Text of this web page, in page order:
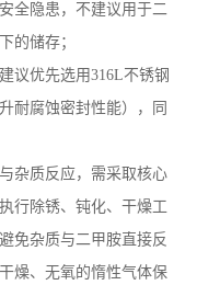
全隐患，不建议用于二
的储存；
议优先选用316L不锈钢
耐腐蚀密封性能），同
杂质反应，需采取核心
行除锈、钝化、干燥工
免杂质与二甲胺直接反
燥、无氧的惰性气体保